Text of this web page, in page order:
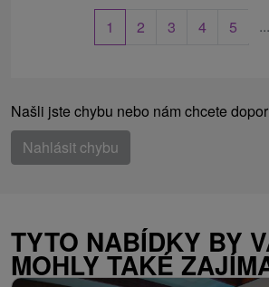
1 2 3 4 5 ...
Našli jste chybu nebo nám chcete
Nahlásit chybu
TYTO NABÍDKY BY
MOHLY TAKÉ